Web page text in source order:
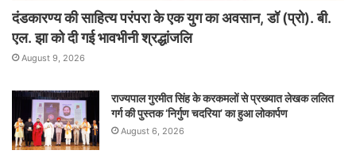
दंडकारण्य की साहित्य परंपरा के एक युग का अवसान, डॉ (प्रो). बी.
एल. झा को दी गई भावभीनी श्रद्धांजलि
August 9, 2026
राज्यपाल गुरमीत सिंह के करकमलों से प्रख्यात लेखक ललित
गर्ग की पुस्तक ‘निर्गुण चदरिया’ का हुआ लोकार्पण
August 6, 2026